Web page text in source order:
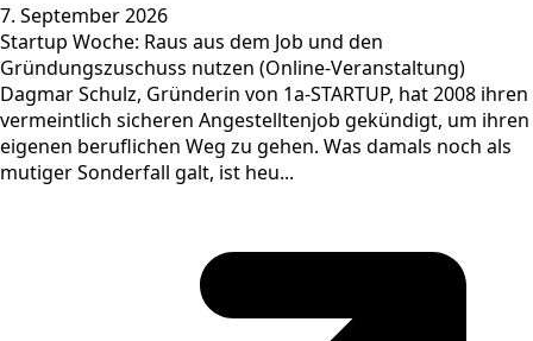
7. September 2026
Startup Woche: Raus aus dem Job und den
Gründungszuschuss nutzen (Online-Veranstaltung)
Dagmar Schulz, Gründerin von 1a-STARTUP, hat 2008 ihren
vermeintlich sicheren Angestelltenjob gekündigt, um ihren
eigenen beruflichen Weg zu gehen. Was damals noch als
mutiger Sonderfall galt, ist heu...